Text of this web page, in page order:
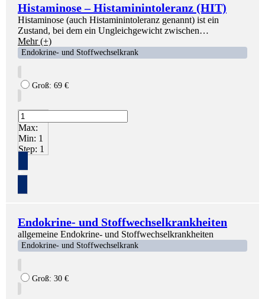
Histaminose – Histaminintoleranz (HIT)
Histaminose (auch Histaminintoleranz genannt) ist ein
Zustand, bei dem ein Ungleichgewicht zwischen…
Mehr (+)
Endokrine- und Stoffwechselkrank
Groß: 69 €
Max:
Min: 1
Step: 1
+
Endokrine- und Stoffwechselkrankheiten
allgemeine Endokrine- und Stoffwechselkrankheiten
Endokrine- und Stoffwechselkrank
Groß: 30 €